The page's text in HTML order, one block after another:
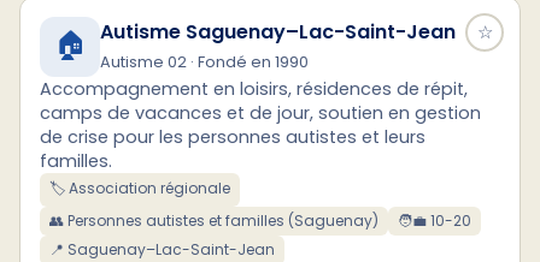
☆
🏠 Autisme Saguenay–Lac-Saint-Jean
Autisme 02 · Fondé en 1990
Accompagnement en loisirs, résidences de répit,
camps de vacances et de jour, soutien en gestion
de crise pour les personnes autistes et leurs
familles.
🏷️ Association régionale
👥 Personnes autistes et familles (Saguenay)
🧑‍💼 10-20
📍 Saguenay–Lac-Saint-Jean